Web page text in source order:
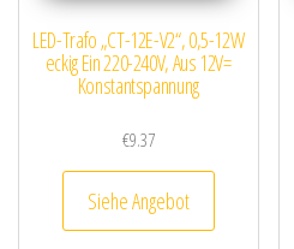
LED-Trafo „CT-12E-V2“, 0,5-12W
eckig Ein 220-240V, Aus 12V=
Konstantspannung
€9.37
Siehe Angebot